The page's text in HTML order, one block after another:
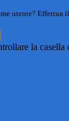
utente? Effettua
la casella